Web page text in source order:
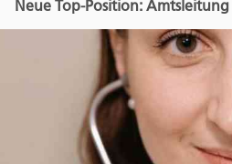
Neue Top-Position: